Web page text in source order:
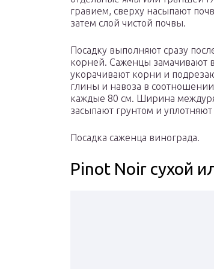
гравием, сверху насыпают
затем слой чистой почвы.
Посадку выполняют сразу
корней. Саженцы замачивают
укорачивают корни и
глины и навоза в
каждые 80 см. Ширина
засыпают грунтом и уплотняют
Посадка саженца винограда.
Pinot Noir сухой